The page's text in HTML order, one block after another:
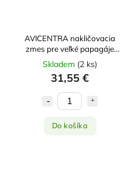
AVICENTRA nakličovacia
zmes pre veľké papagáje
15kg
Skladem (2 ks)
31,55 €
Do košíka